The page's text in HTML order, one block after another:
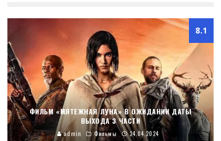
8.1
ФИЛЬМ «МЯТЕЖНАЯ ЛУНА» В ОЖИДАНИИ ДАТЫ
ВЫХОДА 3 ЧАСТИ
admin Фильмы 24.04.2024